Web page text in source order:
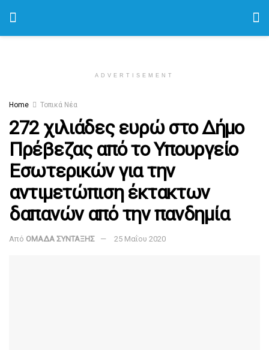
ADVERTISEMENT
Home Τοπικά Νέα
272 χιλιάδες ευρώ στο Δήμο
Πρέβεζας από το Υπουργείο
Εσωτερικών για την
αντιμετώπιση έκτακτων
δαπανών από την πανδημία
Από ΟΜΑΔΑ ΣΥΝΤΑΞΗΣ 25 Μαΐου 2020